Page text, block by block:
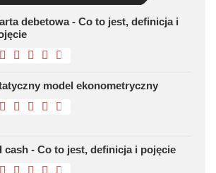
debetowa - Co to jest, definicja i
model ekonometryczny
cash - Co to jest, definicja i pojęcie